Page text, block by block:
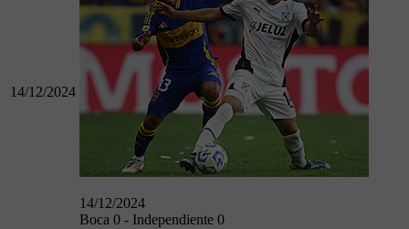
14/12/2024
14/12/2024
Boca 0 - Independiente 0